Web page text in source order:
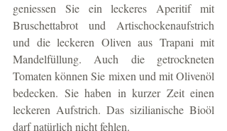
geniessen Sie ein leckeres Aperitif mit
Bruschettabrot und Artischockenaufstrich
und die leckeren Oliven aus Trapani mit
Mandelfüllung. Auch die getrockneten
Tomaten können Sie mixen und mit Olivenöl
bedecken. Sie haben in kurzer Zeit einen
leckeren Aufstrich. Das sizilianische Bioöl
darf natürlich nicht fehlen.